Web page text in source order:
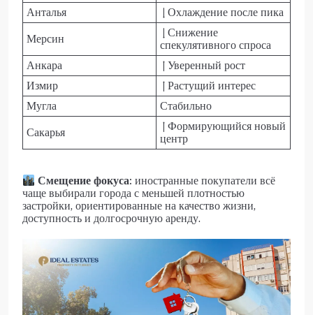
Анталья
↓ Охлаждение после пика
Мерсин
↓ Снижение
спекулятивного спроса
Анкара
↑ Уверенный рост
Измир
↑ Растущий интерес
Мугла
Стабильно
Сакарья
↑ Формирующийся новый
центр
Смещение фокуса: иностранные покупатели всё
чаще выбирали города с меньшей плотностью
застройки, ориентированные на качество жизни,
доступность и долгосрочную аренду.